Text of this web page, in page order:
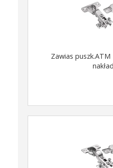
Zawias puszk.ATM